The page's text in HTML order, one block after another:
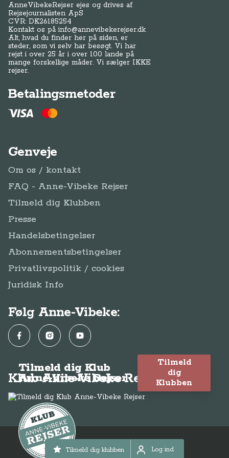
Tilmeld dig klubben Log ind
Log ind
AnneVibekeRejser ejes og drives af
Rejsejournalisten ApS
CVR: DK26185254
Kontakt os påinfo@annevibekerejser.dk
Alt, hvad du finder her på siden, er
steder, som vi selv har besøgt. Vi har
rejst i over 25 år i over 100 lande på
mange forskellige måder. Vi sælger IKKE
rejser.
Betalingsmetoder
Genveje
Om os / kontakt
FAQ - Anne-Vibeke Rejser
Tilmeld dig Klubben
Presse
Handelsbetingelser
Abonnementsbetingelser
Privatlivspolitik / cookies
Juridisk Info
Følg Anne-Vibeke:
FacebookInstagramYouTube
Klub Anne-Vibeke Rejser
Tilmeld dig Klub
Anne-Vibeke Rejser
Tilmeld
dig
Klubben
© Anne-Vibeke Rejser 2026